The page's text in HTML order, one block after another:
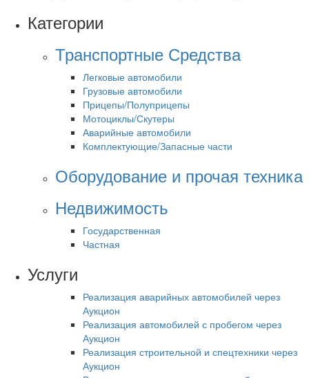
Категории
Транспортные Средства
Легковые автомобили
Грузовые автомобили
Прицепы/Полуприцепы
Мотоциклы/Скутеры
Аварийные автомобили
Комплектующие/Запасные части
Оборудование и прочая техника
Недвижимость
Государственная
Частная
Услуги
Реализация аварийных автомобилей через
Аукцион
Реализация автомобилей с пробегом через
Аукцион
Реализация строительной и спецтехники через
Аукцион